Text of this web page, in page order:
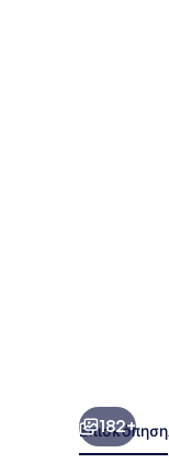
182+
Επισκόπηση